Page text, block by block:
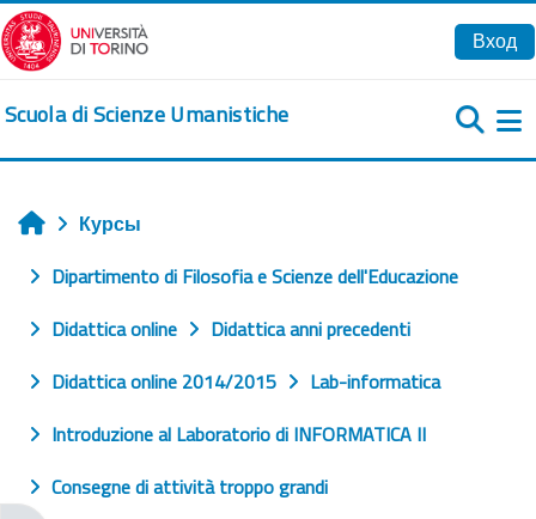
Перейти к основному содержанию
Вход
Scuola di Scienze Umanistiche
Главная
Курсы
Dipartimento di Filosofia e Scienze dell'Educazione
Didattica online
Didattica anni precedenti
Didattica online 2014/2015
Lab-informatica
Introduzione al Laboratorio di INFORMATICA II
Consegne di attività troppo grandi